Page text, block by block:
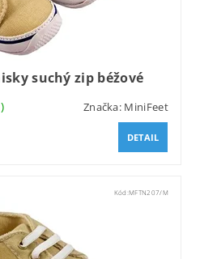
suchý zip béžové
Značka: MiniFeet
DETAIL
Kód:MFTN207/M